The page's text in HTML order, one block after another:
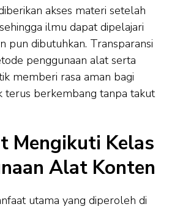
akses materi setelah
ilmu dapat dipelajari
pun dibutuhkan. Transparansi
penggunaan alat serta
memberi rasa aman bagi
terus berkembang tanpa takut
Mengikuti Kelas
Alat Konten
utama yang diperoleh di